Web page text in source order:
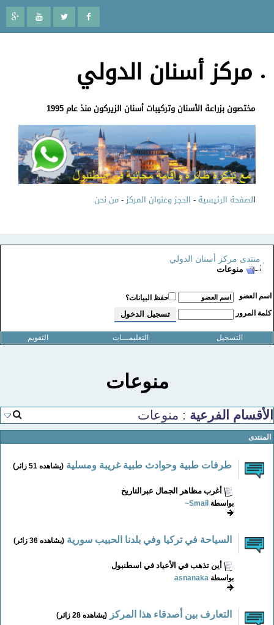
مركز أسنان الدولي
مختصون بزراعة الأسنان وتركيبات أسنان الزيركون منذ عام 1995
لصفحة الرئيسية-الحجز وعنوان المركز-من نحن
منتدى مركز أسنان الدولي
منوعات
اسم العضو
حفظ البيانات؟
كلمة المرور
التسجيل التعليمـــات التقويم
منوعات
الفرعية: منوعات
المنتدى
طرفات طبية وحوادث طبية غريبة ومسلية (يشاهده 51 زائر)
أغرب مظاهر الجمال عبرالتاريخ
بواسطةSmail~
السياحة في تركيا وفي بلدنا الحبيب سورية (يشاهده 36 زائر)
أين تذهب في الأعياد في اسطنبول
بواسطةasnanaka
التعارف بين أصدقاء هذا المركز (يشاهده 28 زائر)